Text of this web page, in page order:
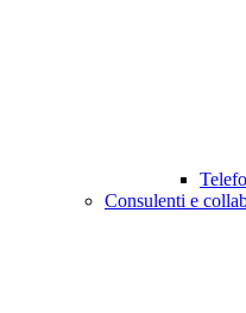
Consulenti e